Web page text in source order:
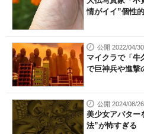
情がイイ”個性
公開 2022/04/30
マイクラで「
で巨神兵や進
公開 2024/08/26
美少女アバタ
法”が怖すぎる